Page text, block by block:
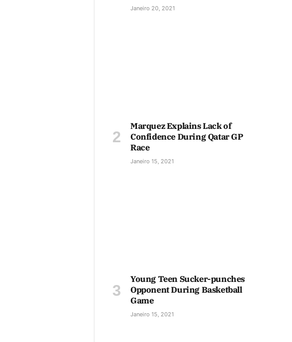
Janeiro 20, 2021
Marquez Explains Lack of
Confidence During Qatar GP
Race
Janeiro 15, 2021
Young Teen Sucker-punches
Opponent During Basketball
Game
Janeiro 15, 2021